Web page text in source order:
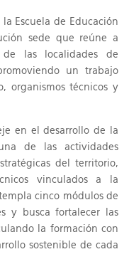
Escuela de Educación
sede que reúne a
las localidades de
un trabajo
organismos técnicos y
en el desarrollo de la
de las actividades
del territorio,
vinculados a la
cinco módulos de
y busca fortalecer las
la formación con
sostenible de cada